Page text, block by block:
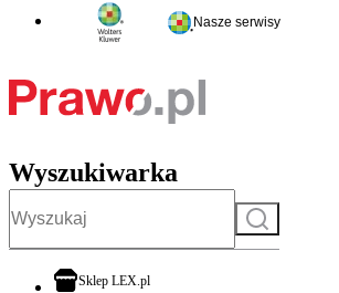
Nasze serwisy
Wyszukiwarka
Szukaj
Sklep LEX.plotwiera się w nowej karcie